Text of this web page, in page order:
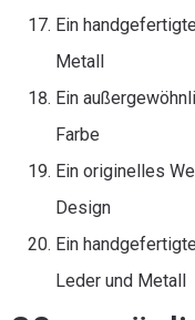
Ein
Metall
Ein
Farbe
Ein originelles
Design
Ein
Leder und Metall